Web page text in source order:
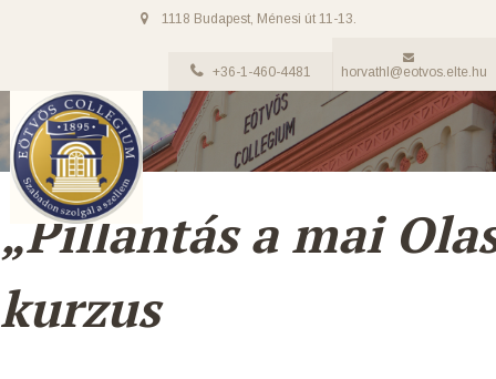
1118 Budapest, Ménesi út 11-13.
+36-1-460-4481 horvathl@eotvos.elte.hu
„Pillantás a mai
kurzus